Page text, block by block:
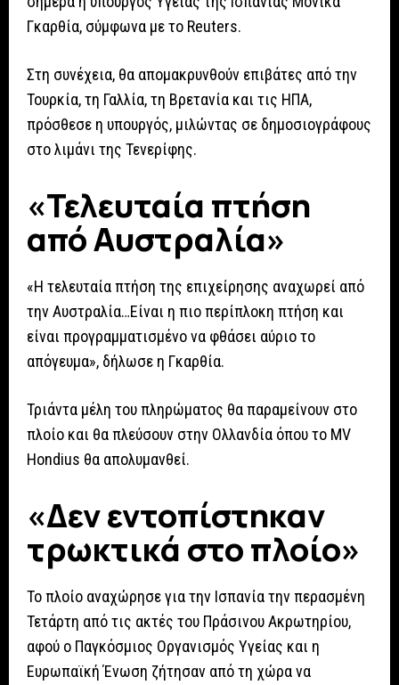
Γκαρθία, σύμφωνα με το Reuters.
Στη συνέχεια, θα απομακρυνθούν επιβάτες από την
Τουρκία, τη Γαλλία, τη Βρετανία και τις ΗΠΑ,
πρόσθεσε η υπουργός, μιλώντας σε δημοσιογράφους
στο λιμάνι της Τενερίφης.
«Τελευταία πτήση
από Αυστραλία»
«Η τελευταία πτήση της επιχείρησης αναχωρεί από
την Αυστραλία…Είναι η πιο περίπλοκη πτήση και
είναι προγραμματισμένο να φθάσει αύριο το
απόγευμα», δήλωσε η Γκαρθία.
Τριάντα μέλη του πληρώματος θα παραμείνουν στο
πλοίο και θα πλεύσουν στην Ολλανδία όπου το MV
Hondius θα απολυμανθεί.
«Δεν εντοπίστηκαν
τρωκτικά στο πλοίο»
Το πλοίο αναχώρησε για την Ισπανία την περασμένη
Τετάρτη από τις ακτές του Πράσινου Ακρωτηρίου,
αφού ο Παγκόσμιος Οργανισμός Υγείας και η
Ευρωπαϊκή Ένωση ζήτησαν από τη χώρα να